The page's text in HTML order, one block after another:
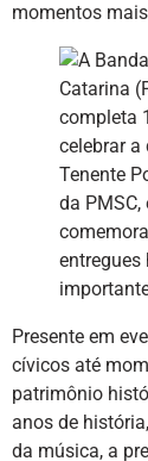
momentos
Presente em
cívicos até
patrimônio
anos de
da música, a